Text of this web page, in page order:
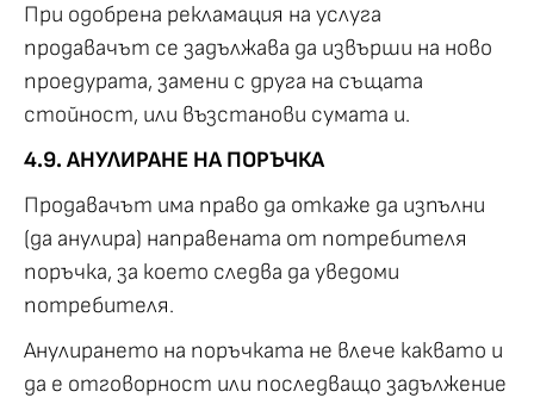
При одобрена рекламация на услуга
продавачът се задължава да извърши на ново
проедурата, замени с друга на същата
стойност, или възстанови сумата и.
4.9. АНУЛИРАНЕ НА ПОРЪЧКА
Продавачът има право да откаже да изпълни
(да анулира) направената от потребителя
поръчка, за което следва да уведоми
потребителя.
Анулирането на поръчката не влече каквато и
да е отговорност или последващо задължение